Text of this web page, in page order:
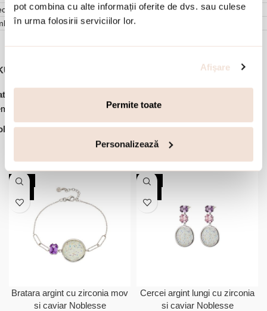
pot combina cu alte informații oferite de dvs. sau culese
în urma folosirii serviciilor lor.
Afişare
Permite toate
Personalizează
(0)
, , ,
Noblesse
-30%
Bratara argint cu zirconia mov
si caviar Noblesse
-30%
Cercei argint lungi cu zirconia
si caviar Noblesse